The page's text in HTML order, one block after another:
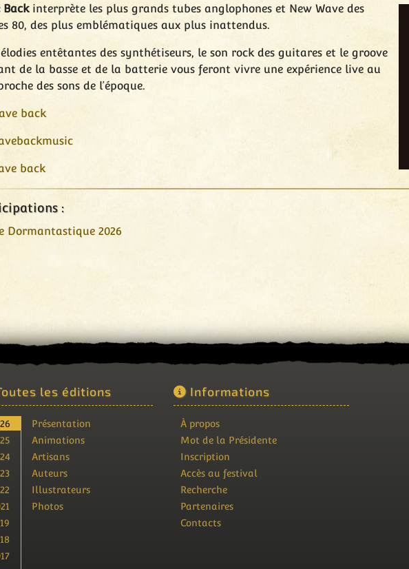
Backinterprète les plus grands tubes anglophones et New Wave des
80, des plus emblématiques aux plus inattendus.
entêtantes des synthétiseurs, le son rock des guitares et le groove
de la basse et de la batterie vous feront vivre une expérience live au
des sons de l’époque.
back
back
:
Dormantastique 2026
les éditions
Présentation
Animations
Artisans
Auteurs
Illustrateurs
Photos
Informations
À propos
Mot de la Présidente
Inscription
Accès au festival
Recherche
Partenaires
Contacts